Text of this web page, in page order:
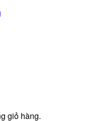
giỏ hàng.